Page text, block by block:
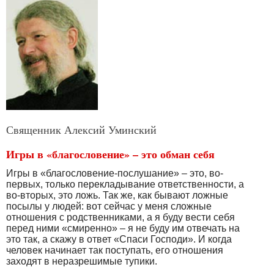
Священник Алексий Уминский
Игры в «благословение» – это обман себя
Игры в «благословение-послушание» – это, во-
первых, только перекладывание ответственности, а
во-вторых, это ложь. Так же, как бывают ложные
посылы у людей: вот сейчас у меня сложные
отношения с родственниками, а я буду вести себя
перед ними «смиренно» – я не буду им отвечать на
это так, а скажу в ответ «Спаси Господи». И когда
человек начинает так поступать, его отношения
заходят в неразрешимые тупики.